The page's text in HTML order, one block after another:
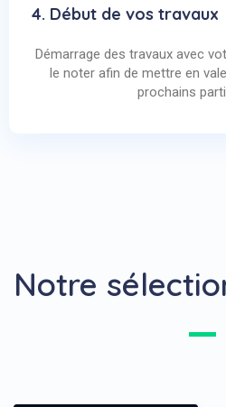
4. Début de vos travaux
Démarrage des travaux avec
le noter afin de mettre en
prochains
Notre